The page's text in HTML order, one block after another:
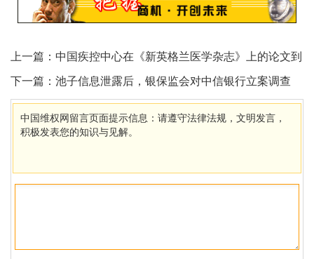
上一篇： 中国疾控中心在《新英格兰医学杂志》上的论文到
底讲了什么？
下一篇： 池子信息泄露后，银保监会对中信银行立案调查
中国维权网留言页面提示信息：请遵守法律法规，文明发言，
积极发表您的知识与见解。